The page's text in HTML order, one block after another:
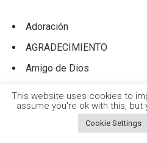
Adoración
AGRADECIMIENTO
Amigo de Dios
Arrebatamiento
Arrepentimiento
This website uses cookies to
assume you're ok with this,
Cookie Settings